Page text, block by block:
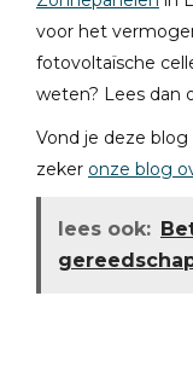
voor het
fotovoltaïsche
weten? Lees dan
Vond je deze
zeker onze blog
lees ook: